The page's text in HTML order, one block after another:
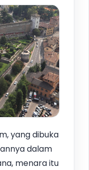
yang dibuka
dalam
menara itu